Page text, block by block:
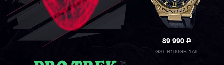
89 990P
GST-B100GB-1A9